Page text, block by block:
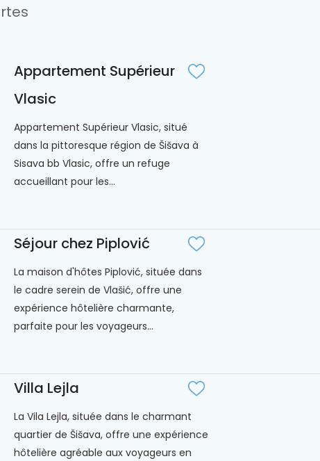
Appartement Supérieur
Vlasic
Appartement Supérieur Vlasic, situé
dans la pittoresque région de Šišava à
Sisava bb Vlasic, offre un refuge
accueillant pour les...
Séjour chez Piplović
La maison d'hôtes Piplović, située dans
le cadre serein de Vlašić, offre une
expérience hôtelière charmante,
parfaite pour les voyageurs...
Villa Lejla
La Vila Lejla, située dans le charmant
quartier de Šišava, offre une expérience
hôtelière agréable aux voyageurs en